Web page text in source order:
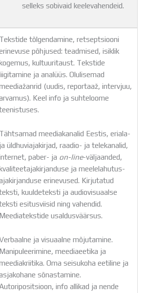
selleks sobivaid keelevahendeid.
Tekstide tõlgendamine, retseptsiooni
põhjused: teadmised, isiklik
kultuuritaust. Tekstide
ja analüüs. Olulisemad
(uudis, reportaaž, intervjuu,
Keel info ja suhteloome
Tähtsamad meediakanalid Eestis, eriala-
ja üldhuviajakirjad, raadio- ja telekanalid,
paber- ja on-line-väljaanded,
ja meelelahutus-
erinevused. Kirjutatud
kuuldeteksti ja audiovisuaalse
esitusviisid ning vahendid.
Meediatekstide usaldusväärsus.
ja visuaalne mõjutamine.
Manipuleerimine, meediaeetika ja
Oma seisukoha eetiline ja
sõnastamine.
info allikad ja nende